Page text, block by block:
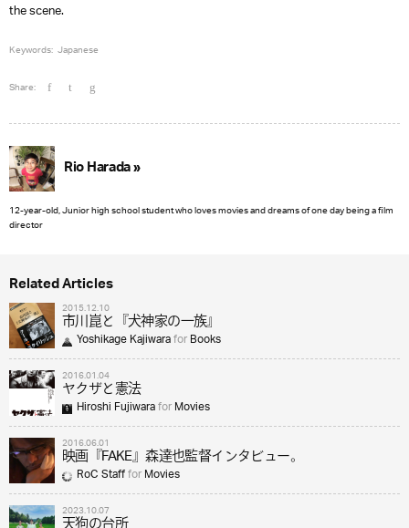
the scene.
Keywords: Japanese
Share:
Rio Harada »
12-year-old, Junior high school student who loves movies and dreams of one day being a film
director
Related Articles
2015.12.10
市川崑と『犬神家の一族』
Yoshikage KajiwaraforBooks
2016.01.04
ヤクザと憲法
Hiroshi FujiwaraforMovies
2016.06.01
映画『FAKE』森達也監督インタビュー。
RoC StaffforMovies
2023.10.07